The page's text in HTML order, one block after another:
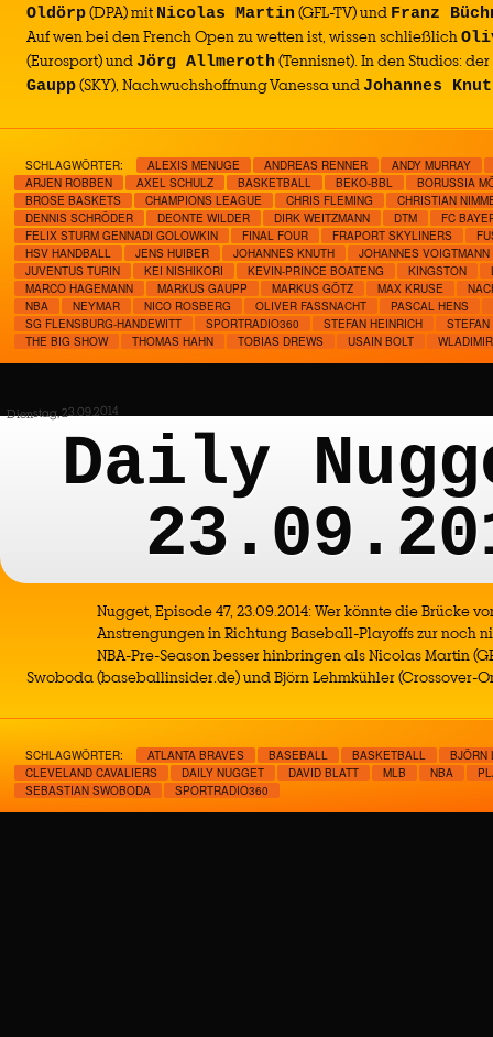
Oldörp(DPA) mit Nicolas Martin (GFL-TV) und Franz
Auf wen bei den French Open zu wetten ist, wissen schließlich
(Eurosport) undJörg Allmeroth (Tennisnet). In den Studios:
Gaupp(SKY), Nachwuchshoffnung Vanessa undJohannes
SCHLAGWÖRTER: ALEXIS MENUGE ANDREAS RENNER
ANDY MURRAY
ARJEN ROBBEN
AXEL SCHULZ BASKETBALL BEKO-BBL
BORUSSIA
BROSE BASKETS
CHAMPIONS LEAGUE CHRIS FLEMING
CHRISTIAN
DENNIS SCHRÖDER
DEONTE WILDER DIRK WEITZMANN DTM
FC
FELIX STURM GENNADI GOLOWKIN
FINAL FOUR FRAPORT SKYLINERS
HSV HANDBALL
JENS HUIBER JOHANNES KNUTH
JOHANNES VOIGTMANN
JUVENTUS TURIN
KEI NISHIKORI KEVIN-PRINCE BOATENG KINGSTON
MARCO HAGEMANN
MARKUS GAUPP MARKUS GÖTZ MAX KRUSE
NBA
NEYMAR NICO ROSBERG OLIVER FASSNACHT
PASCAL HENS
SG FLENSBURG-HANDEWITT
SPORTRADIO360 STEFAN HEINRICH
THE BIG SHOW
THOMAS HAHN TOBIAS DREWS USAIN BOLT
Dienstag, 23.09.2014
Daily
Nugget, Episode 47, 23.09.2014: Wer könnte die Brücke
Anstrengungen in Richtung Baseball-Playoffs zur noch
NBA-Pre-Season besser hinbringen als Nicolas Martin
Swoboda (baseballinsider.de) und Björn Lehmkühler (Crossover-
SCHLAGWÖRTER: ATLANTA BRAVES BASEBALL BASKETBALL
BJÖRN
CLEVELAND CAVALIERS
DAILY NUGGET DAVID BLATT MLB NBA
SEBASTIAN SWOBODA
SPORTRADIO360